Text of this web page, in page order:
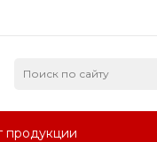
продукции